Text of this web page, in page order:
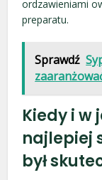
ordzawieniami
preparatu.
Sprawdź
Kiedy i
najlepiej
był